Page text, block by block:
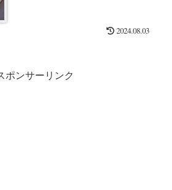
2024.08.03
ポンサーリンク